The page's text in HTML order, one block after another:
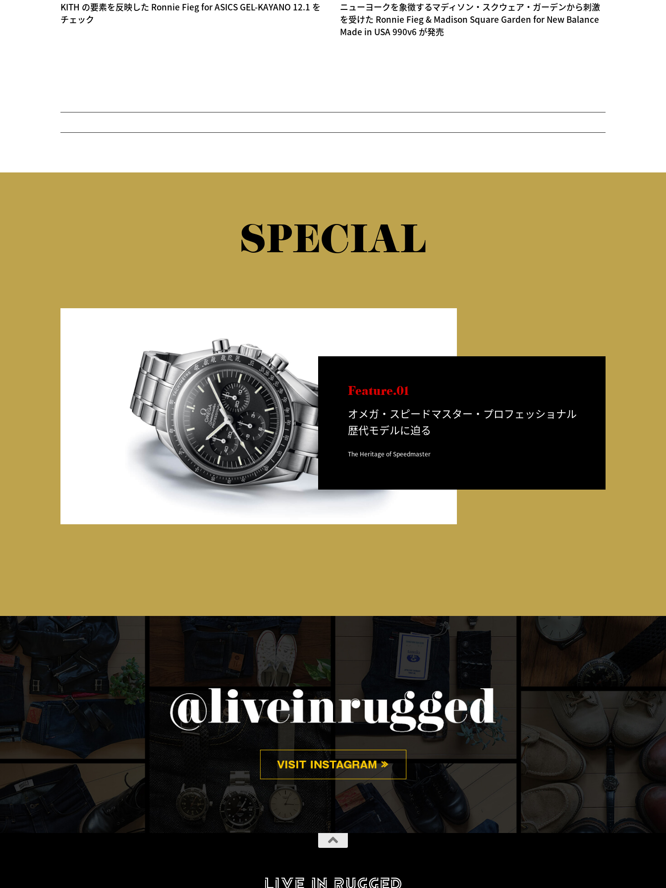
KITH の要素を反映した Ronnie Fieg for ASICS GEL-KAYANO 12.1 を
チェック
ニューヨークを象徴するマディソン・スクウェア・ガーデンから刺激
を受けた Ronnie Fieg & Madison Square Garden for New Balance
Made in USA 990v6 が発売
SPECIAL
Feature.01
オメガ・スピードマスター・プロフェッショナル
歴代モデルに迫る
The Heritage of Speedmaster